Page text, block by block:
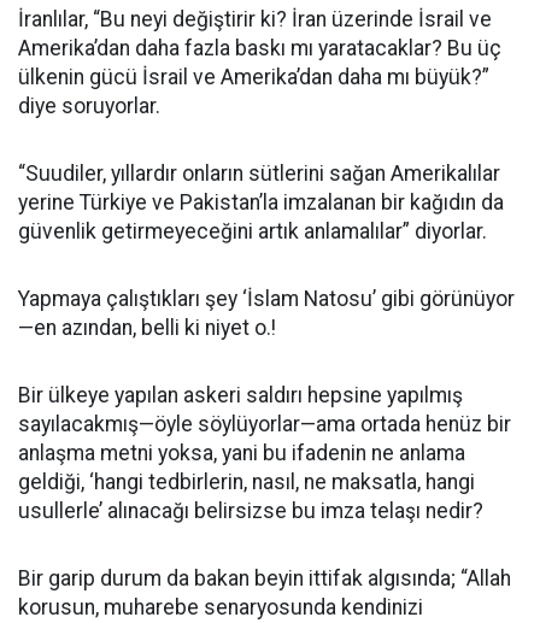
İranlılar, “Bu neyi değiştirir ki? İran üzerinde İsrail ve
Amerika’dan daha fazla baskı mı yaratacaklar? Bu üç
ülkenin gücü İsrail ve Amerika’dan daha mı büyük?”
diye soruyorlar.
“Suudiler, yıllardır onların sütlerini sağan Amerikalılar
yerine Türkiye ve Pakistan’la imzalanan bir kağıdın da
güvenlik getirmeyeceğini artık anlamalılar” diyorlar.
Yapmaya çalıştıkları şey ‘İslam Natosu’ gibi görünüyor
—en azından, belli ki niyet o.!
Bir ülkeye yapılan askeri saldırı hepsine yapılmış
sayılacakmış—öyle söylüyorlar—ama ortada henüz bir
anlaşma metni yoksa, yani bu ifadenin ne anlama
geldiği, ‘hangi tedbirlerin, nasıl, ne maksatla, hangi
usullerle’ alınacağı belirsizse bu imza telaşı nedir?
Bir garip durum da bakan beyin ittifak algısında; “Allah
korusun, muharebe senaryosunda kendinizi